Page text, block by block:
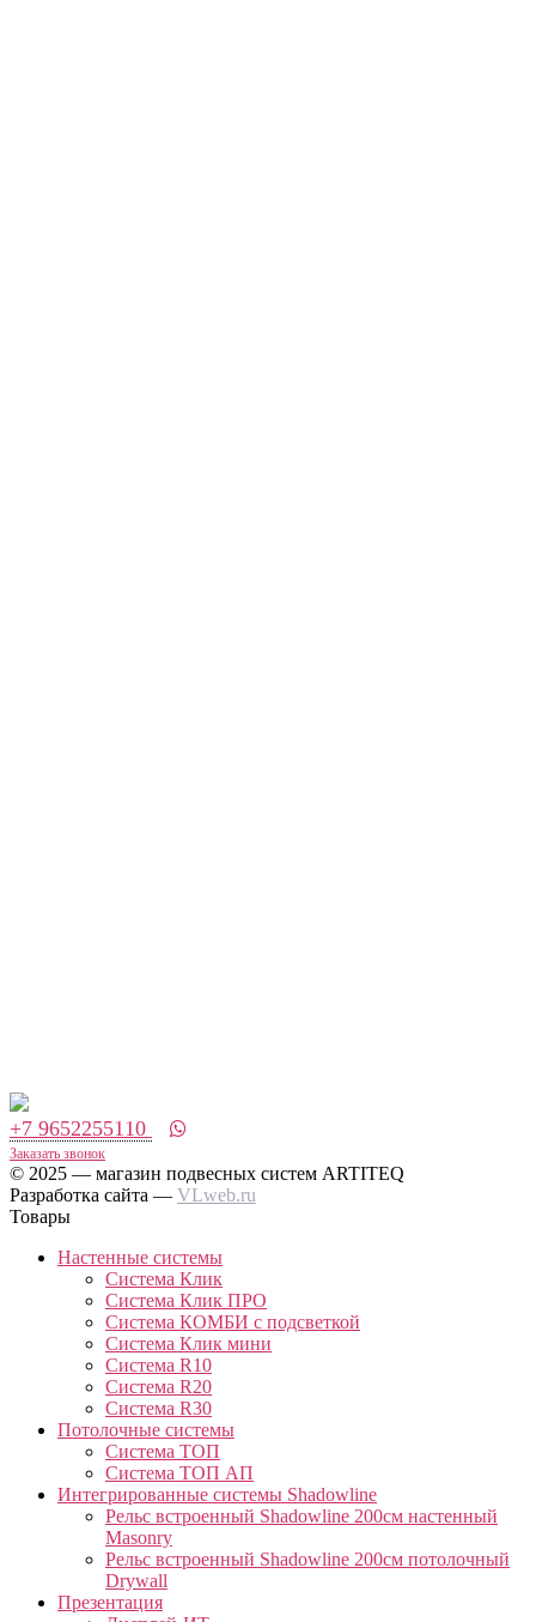
+7 9652255110
Заказать звонок
© 2025 — магазин подвесных систем ARTITEQ
Разработка сайта — VLweb.ru
Товары
Настенные системы
Система Клик
Система Клик ПРО
Система КОМБИ с подсветкой
Система Клик мини
Система R10
Система R20
Система R30
Потолочные системы
Система ТОП
Система ТОП АП
Интегрированные системы Shadowline
Рельс встроенный Shadowline 200см настенный
Masonry
Рельс встроенный Shadowline 200см потолочный
Drywall
Презентация